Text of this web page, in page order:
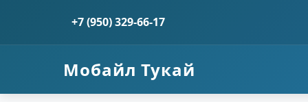
+7 (950) 329-66-17
Мобайл Тукай